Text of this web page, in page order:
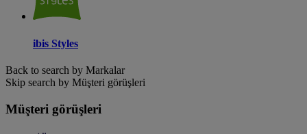
ibis Styles
Back to search by Markalar
Skip search by Müşteri görüşleri
Müşteri görüşleri